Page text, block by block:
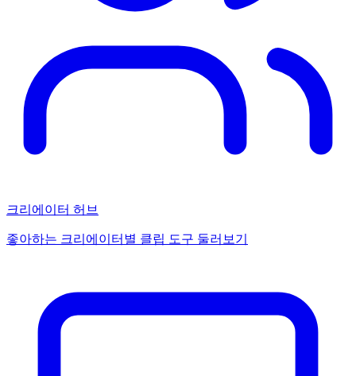
크리에이터 허브
좋아하는 크리에이터별 클립 도구 둘러보기